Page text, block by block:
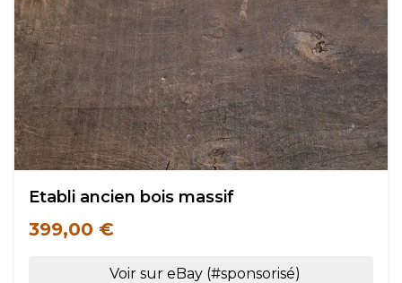
Etabli ancien bois massif
399,00 €
Voir sur eBay (#sponsorisé)